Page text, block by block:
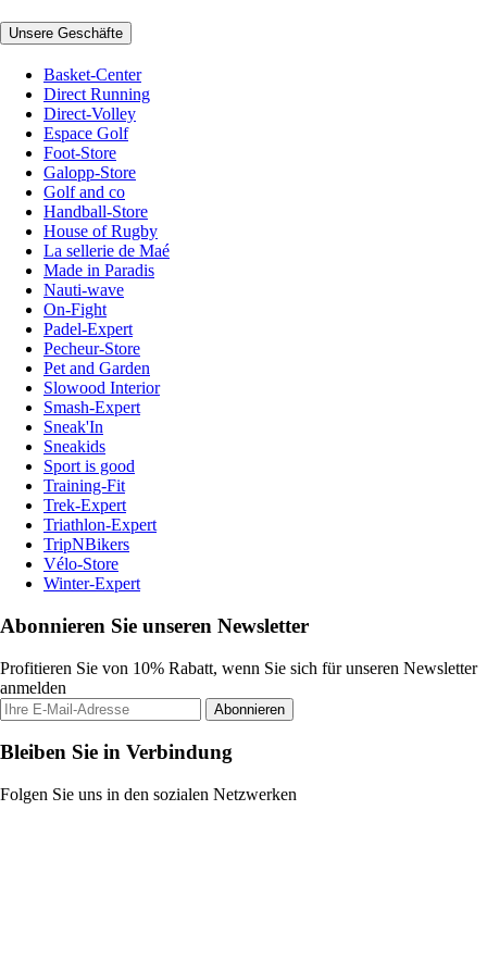
Unsere Geschäfte
Basket-Center
Direct Running
Direct-Volley
Espace Golf
Foot-Store
Galopp-Store
Golf and co
Handball-Store
House of Rugby
La sellerie de Maé
Made in Paradis
Nauti-wave
On-Fight
Padel-Expert
Pecheur-Store
Pet and Garden
Slowood Interior
Smash-Expert
Sneak'In
Sneakids
Sport is good
Training-Fit
Trek-Expert
Triathlon-Expert
TripNBikers
Vélo-Store
Winter-Expert
Abonnieren Sie unseren Newsletter
Profitieren Sie von 10% Rabatt, wenn Sie sich für unseren Newsletter
anmelden
Abonnieren
Bleiben Sie in Verbindung
Folgen Sie uns in den sozialen Netzwerken